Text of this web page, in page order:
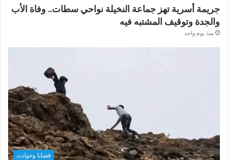
جريمة أسرية تهز جماعة النخيلة نواحي سطات.. وفاة الأب
والجدة وتوقيف المشتبه فيه
منذ يوم واحد
قضايا وحوادث